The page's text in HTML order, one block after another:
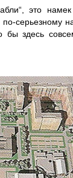
это
серьезному
бы здесь